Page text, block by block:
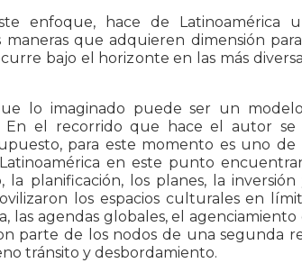
enfoque, hace de Latinoamérica
maneras que adquieren dimensión
bajo el horizonte en las más
lo imaginado puede ser un
En el recorrido que hace el autor
para este momento es uno de
en este punto
planificación, los planes, la inversión
los espacios culturales en
agendas globales, el
parte de los nodos de una segunda
tránsito y desbordamiento.